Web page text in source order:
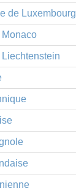
de Luxembourg